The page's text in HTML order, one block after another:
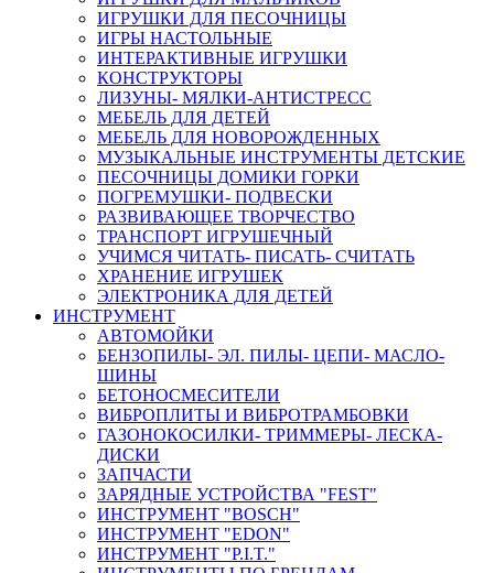
ИГРУШКИ ДЛЯ ПЕСОЧНИЦЫ
ИГРЫ НАСТОЛЬНЫЕ
ИНТЕРАКТИВНЫЕ ИГРУШКИ
КОНСТРУКТОРЫ
ЛИЗУНЫ- МЯЛКИ-АНТИСТРЕСС
МЕБЕЛЬ ДЛЯ ДЕТЕЙ
МЕБЕЛЬ ДЛЯ НОВОРОЖДЕННЫХ
МУЗЫКАЛЬНЫЕ ИНСТРУМЕНТЫ ДЕТСКИЕ
ПЕСОЧНИЦЫ ДОМИКИ ГОРКИ
ПОГРЕМУШКИ- ПОДВЕСКИ
РАЗВИВАЮЩЕЕ ТВОРЧЕСТВО
ТРАНСПОРТ ИГРУШЕЧНЫЙ
УЧИМСЯ ЧИТАТЬ- ПИСАТЬ- СЧИТАТЬ
ХРАНЕНИЕ ИГРУШЕК
ЭЛЕКТРОНИКА ДЛЯ ДЕТЕЙ
ИНСТРУМЕНТ
АВТОМОЙКИ
БЕНЗОПИЛЫ- ЭЛ. ПИЛЫ- ЦЕПИ- МАСЛО-
ШИНЫ
БЕТОНОСМЕСИТЕЛИ
ВИБРОПЛИТЫ И ВИБРОТРАМБОВКИ
ГАЗОНОКОСИЛКИ- ТРИММЕРЫ- ЛЕСКА-
ДИСКИ
ЗАПЧАСТИ
ЗАРЯДНЫЕ УСТРОЙСТВА "FEST"
ИНСТРУМЕНТ "BOSCH"
ИНСТРУМЕНТ "EDON"
ИНСТРУМЕНТ "P.I.T."